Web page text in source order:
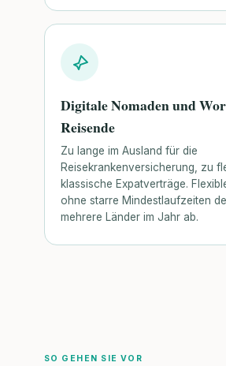
Digitale Nomaden und
Reisende
Zu lange im Ausland für die
Reisekrankenversicherung, zu
klassische Expatverträge.
ohne starre Mindestlaufzeiten
mehrere Länder im Jahr ab.
SO GEHEN SIE VOR